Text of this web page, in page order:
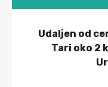
Udaljen od
Tari oko 2